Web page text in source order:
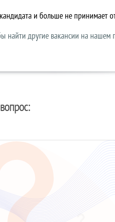
и больше не принимает
найти другие вакансии на нашем